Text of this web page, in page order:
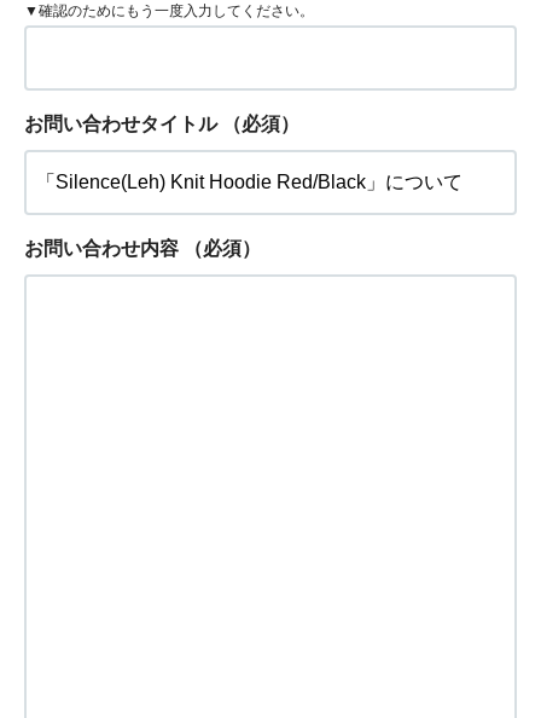
▼確認のためにもう一度入力してください。
お問い合わせタイトル （必須）
お問い合わせ内容 （必須）